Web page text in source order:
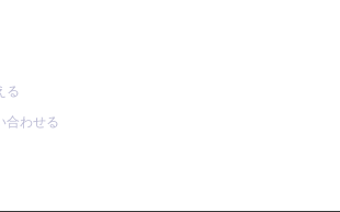
る
合わせる